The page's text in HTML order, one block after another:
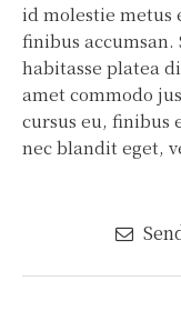
id molestie metus
finibus
habitasse platea
amet commodo
cursus eu, finibus
nec blandit eget,